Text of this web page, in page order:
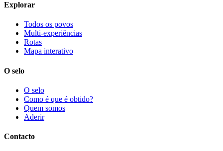
Explorar
Todos os povos
Multi-experiências
Rotas
Mapa interativo
O selo
O selo
Como é que é obtido?
Quem somos
Aderir
Contacto